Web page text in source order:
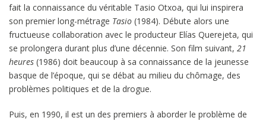
fait la connaissance du véritable Tasio Otxoa, qui lui inspirera
son premier long-métrage Tasio (1984). Débute alors une
fructueuse colla­boration avec le producteur Elías Querejeta, qui
se prolongera durant plus d’une décennie. Son film sui­vant, 21
heures (1986) doit beaucoup à sa connaissance de la jeunesse
basque de l’époque, qui se débat au milieu du chômage, des
problèmes politiques et de la drogue.
Puis, en 1990, il est un des premiers à aborder le problème de